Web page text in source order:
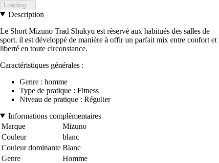
Loading...
Description
Le Short Mizuno Trad Shukyu est réservé aux habitués des salles de
sport. il est développé de manière à offir un parfait mix entre confort et
liberté en toute circonstance.
Caractéristiques générales :
Genre : homme
Type de pratique : Fitness
Niveau de pratique : Régulier
Informations complémentaires
Marque
Mizuno
Couleur
blanc
Couleur dominante Blanc
Genre
Homme